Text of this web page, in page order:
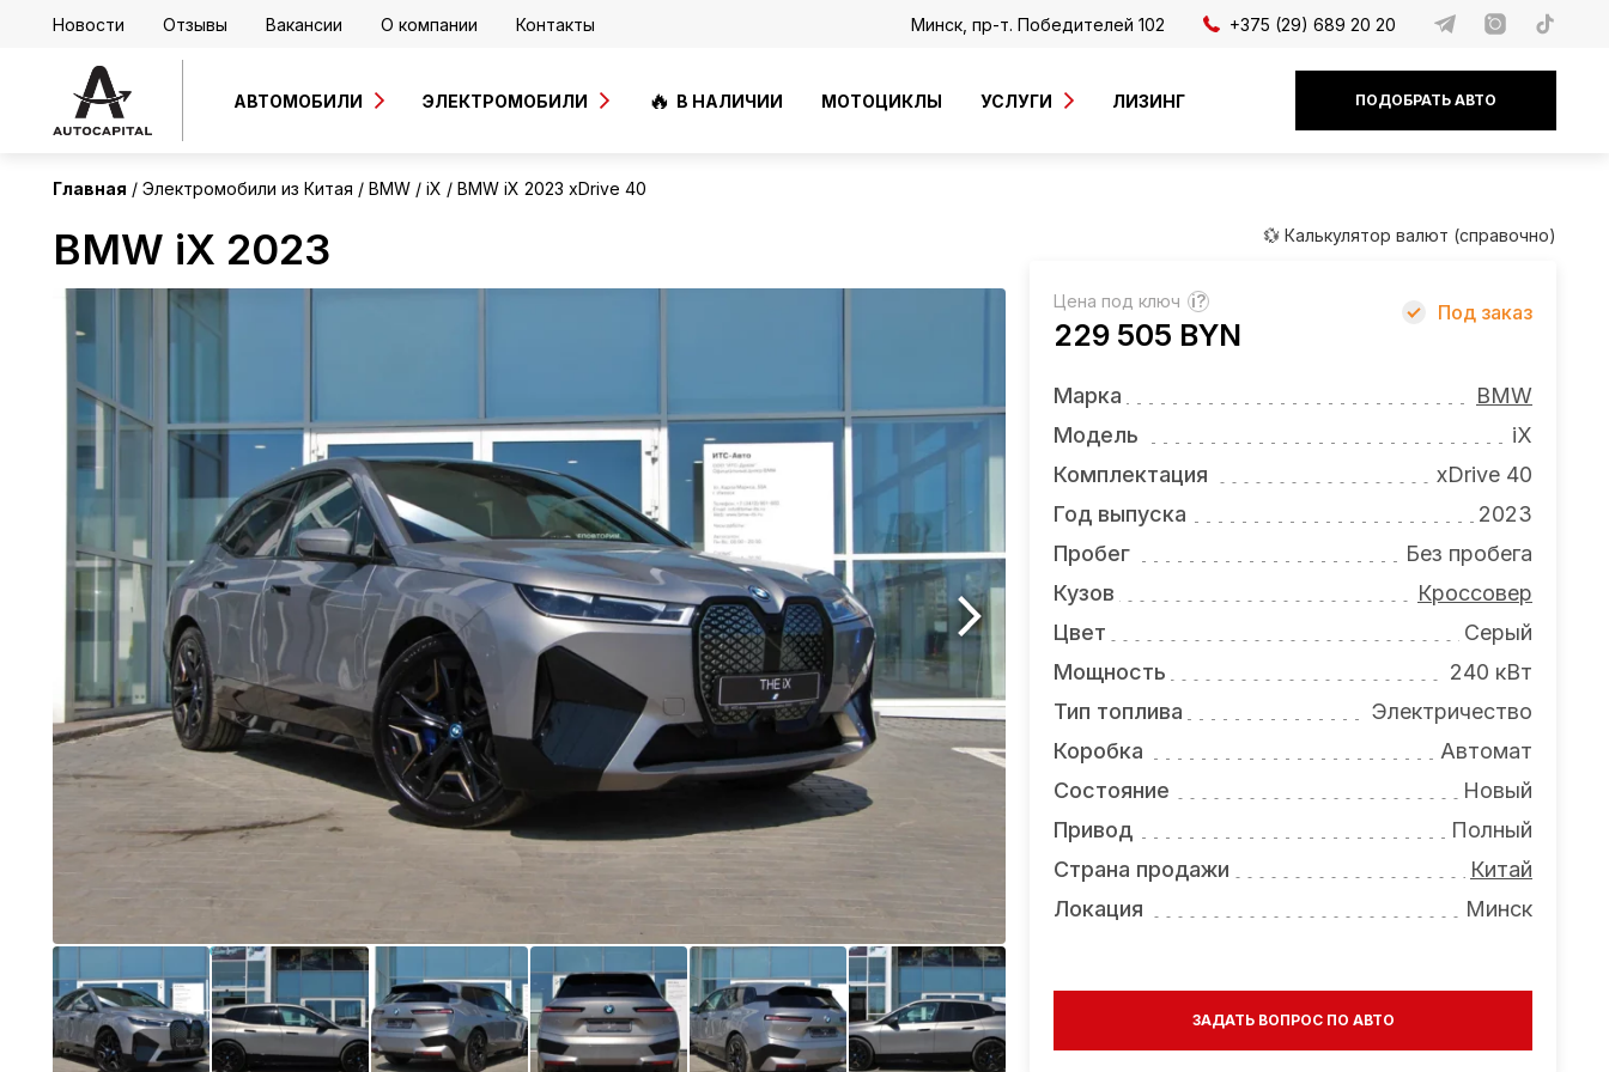
Новости Отзывы Вакансии О компании Контакты Минск, пр-т. Победителей 102 +375 (29) 689 20 20
АВТОМОБИЛИ ЭЛЕКТРОМОБИЛИ В НАЛИЧИИ МОТОЦИКЛЫ УСЛУГИ ЛИЗИНГ ПОДОБРАТЬ АВТО
Главная Электромобили из Китая BMW iX BMW iX 2023 xDrive 40
BMW iX 2023
Китай
💱 Калькулятор валют (справочно)
Цена под ключ ?
229 505 BYN
Под заказ
Марка
BMW
Модель
iX
Комплектация
xDrive 40
Год выпуска
2023
Пробег
Без пробега
Кузов
Кроссовер
Цвет
Серый
Мощность
240 кВт
Тип топлива
Электричество
Коробка
Автомат
Состояние
Новый
Привод
Полный
Страна продажи
Китай
Локация
Минск
ЗАДАТЬ ВОПРОС ПО АВТО